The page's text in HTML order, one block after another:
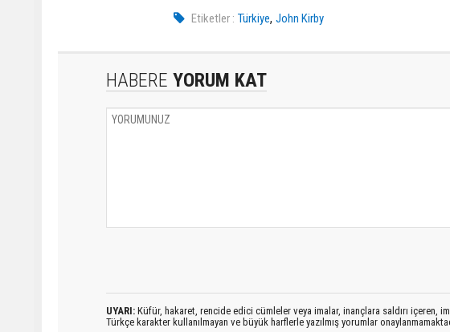
Etiketler : Türkiye,John Kirby
HABERE YORUM KAT
UYARI: Küfür, hakaret, rencide edici cümleler veya imalar, inançlara saldırı içeren,
Türkçe karakter kullanılmayan ve büyük harflerle yazılmış yorumlar